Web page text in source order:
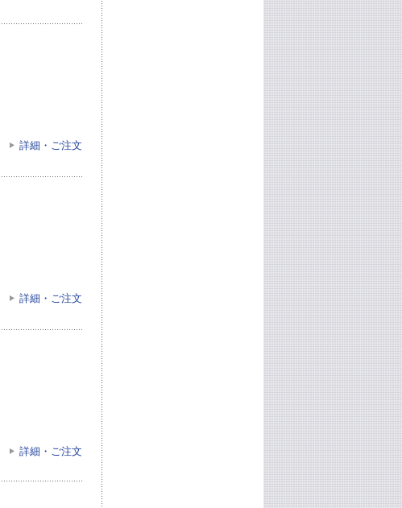
詳細・ご注文
詳細・ご注文
詳細・ご注文